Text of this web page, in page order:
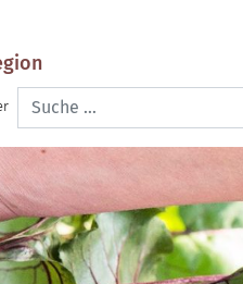
Suche
nach: